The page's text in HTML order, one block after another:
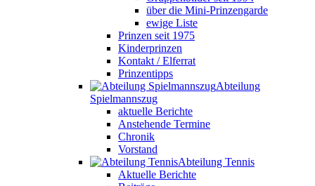
über die Mini-Prinzengarde
ewige Liste
Prinzen seit 1975
Kinderprinzen
Kontakt / Elferrat
Prinzentipps
Abteilung
Spielmannszug
aktuelle Berichte
Anstehende Termine
Chronik
Vorstand
Abteilung Tennis
Aktuelle Berichte